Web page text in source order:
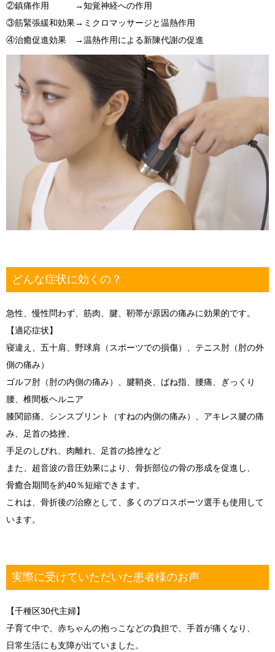
②鎮痛作用 →知覚神経への作用
③筋緊張緩和効果→ミクロマッサージと温熱作用
④治癒促進効果 →温熱作用による新陳代謝の促進
どんな症状に効くの？
急性、慢性問わず、筋肉、腱、靭帯が原因の痛みに効果的です。
【適応症状】
寝違え、五十肩、野球肩（スポーツでの損傷）、テニス肘（肘の外
側の痛み）
ゴルフ肘（肘の内側の痛み）、腱鞘炎、ばね指、腰痛、ぎっくり
腰、椎間板ヘルニア
膝関節痛、シンスプリント（すねの内側の痛み）、アキレス腱の痛
み、足首の捻挫、
手足のしびれ、肉離れ、足首の捻挫など
また、超音波の音圧効果により、骨折部位の骨の形成を促進し、
骨癒合期間を約40％短縮できます。
これは、骨折後の治療として、多くのプロスポーツ選手も使用して
います。
実際に受けていただいた患者様のお声
【千種区30代主婦】
子育て中で、赤ちゃんの抱っこなどの負担で、手首が痛くなり、
日常生活にも支障が出ていました。